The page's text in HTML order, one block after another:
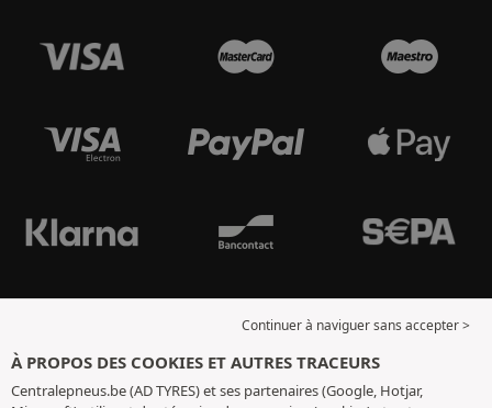
Continuer à naviguer sans accepter >
À PROPOS DES COOKIES ET AUTRES TRACEURS
Centralepneus.be (AD TYRES) et ses partenaires (Google, Hotjar,